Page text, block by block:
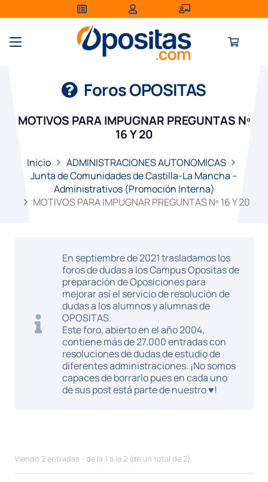
Foros OPOSITAS
MOTIVOS PARA IMPUGNAR PREGUNTAS Nº
16 Y 20
Inicio
ADMINISTRACIONES AUTONOMICAS
Junta de Comunidades de Castilla-La Mancha –
Administrativos (Promoción Interna)
MOTIVOS PARA IMPUGNAR PREGUNTAS Nº 16 Y 20
En septiembre de 2021 trasladamos los
foros de dudas a los Campus Opositas de
preparación de Oposiciones para
mejorar así el servicio de resolución de
dudas a los alumnos y alumnas de
OPOSITAS.
Este foro, abierto en el año 2004,
contiene más de 27.000 entradas con
resoluciones de dudas de estudio de
diferentes administraciones. ¡No somos
capaces de borrarlo pues en cada uno
de sus post está parte de nuestro ♥!
Viendo 2 entradas - de la 1 a la 2 (de un total de 2)